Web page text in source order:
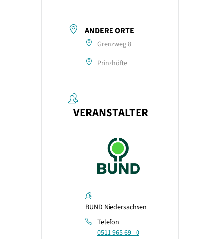
ANDERE ORTE
Grenzweg 8
Prinzhöfte
VERANSTALTER
BUND Niedersachsen
Telefon
0511 965 69 - 0